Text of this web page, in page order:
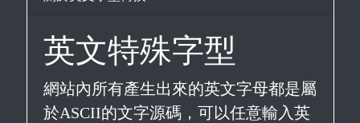
英文特殊字型
網站內所有產生出來的英文字母都是屬
於ASCII的文字源碼，可以任意輸入英